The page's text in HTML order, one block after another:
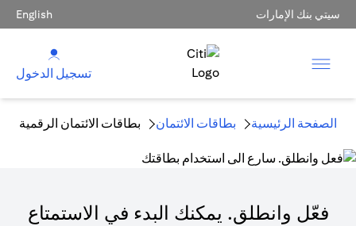
سيتي بنك الإمارات English
تسجيل الدخول
الصفحة الرئيسية بطاقات الائتمان بطاقات الائتمان الرقمية
فعّل وانطلق. يمكنك البدء في الاستمتاع